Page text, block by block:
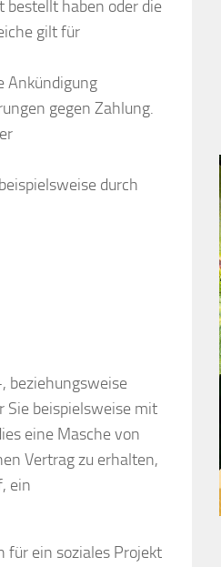
bestellt haben oder die
gilt für
Ankündigung
gegen Zahlung.
durch
beziehungsweise
Sie beispielsweise mit
eine Masche von
Vertrag zu erhalten,
ein
für ein soziales Projekt